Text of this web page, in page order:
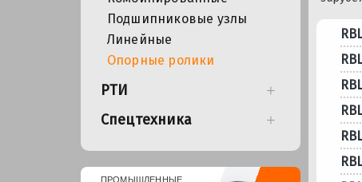
Подшипниковые узлы
Линейные
Опорные ролики
РТИ
Спецтехника
ПРОМЫШЛЕННЫЕ